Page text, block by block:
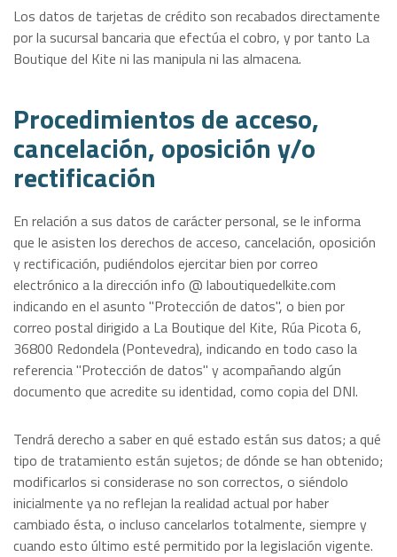
Los datos de tarjetas de crédito son recabados directamente
por la sucursal bancaria que efectúa el cobro, y por tanto La
Boutique del Kite ni las manipula ni las almacena.
Procedimientos de acceso,
cancelación, oposición y/o
rectificación
En relación a sus datos de carácter personal, se le informa
que le asisten los derechos de acceso, cancelación, oposición
y rectificación, pudiéndolos ejercitar bien por correo
electrónico a la dirección info @ laboutiquedelkite.com
indicando en el asunto "Protección de datos", o bien por
correo postal dirigido a La Boutique del Kite, Rúa Picota 6,
36800 Redondela (Pontevedra), indicando en todo caso la
referencia "Protección de datos" y acompañando algún
documento que acredite su identidad, como copia del DNI.
Tendrá derecho a saber en qué estado están sus datos; a qué
tipo de tratamiento están sujetos; de dónde se han obtenido;
modificarlos si considerase no son correctos, o siéndolo
inicialmente ya no reflejan la realidad actual por haber
cambiado ésta, o incluso cancelarlos totalmente, siempre y
cuando esto último esté permitido por la legislación vigente.